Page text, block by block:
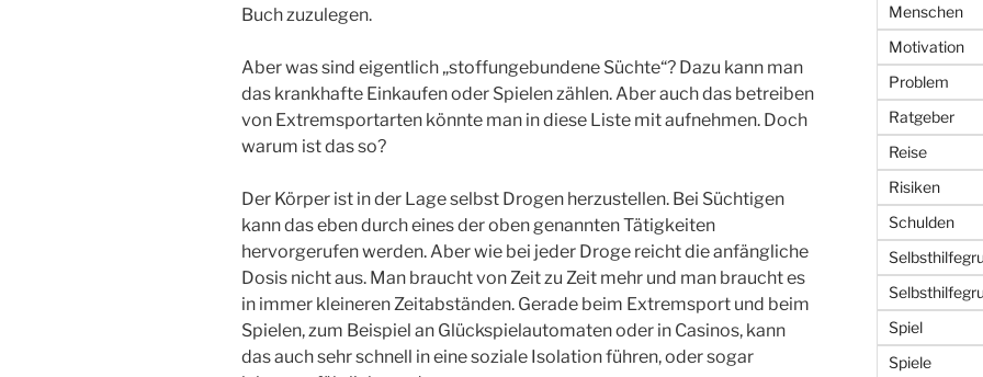
Buch zuzulegen.
Aber was sind eigentlich „stoffungebundene Süchte“? Dazu kann man
das krankhafte Einkaufen oder Spielen zählen. Aber auch das betreiben
von Extremsportarten könnte man in diese Liste mit aufnehmen. Doch
warum ist das so?
Der Körper ist in der Lage selbst Drogen herzustellen. Bei Süchtigen
kann das eben durch eines der oben genannten Tätigkeiten
hervorgerufen werden. Aber wie bei jeder Droge reicht die anfängliche
Dosis nicht aus. Man braucht von Zeit zu Zeit mehr und man braucht es
in immer kleineren Zeitabständen. Gerade beim Extremsport und beim
Spielen, zum Beispiel an Glückspielautomaten oder in Casinos, kann
das auch sehr schnell in eine soziale Isolation führen, oder sogar
Menschen
Motivation
Problem
Ratgeber
Reise
Risiken
Schulden
Spiel
Spiele